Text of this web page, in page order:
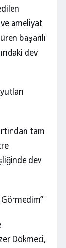
ameliyat
başarılı
dev
tam
dev
Görmedim”
Dökmeci,